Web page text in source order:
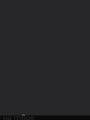
на твое